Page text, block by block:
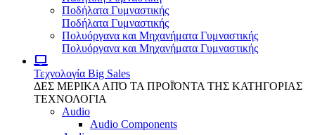
Ποδήλατα Γυμναστικής
Ποδήλατα Γυμναστικής
Πολυόργανα και Μηχανήματα Γυμναστικής
Πολυόργανα και Μηχανήματα Γυμναστικής
Τεχνολογία Big Sales
ΔΕΣ ΜΕΡΙΚΑ ΑΠΌ ΤΑ ΠΡΟΪΌΝΤΑ ΤΗΣ ΚΑΤΗΓΟΡΙΑΣ
ΤΕΧΝΟΛΟΓΙΑ
Audio
Audio Components